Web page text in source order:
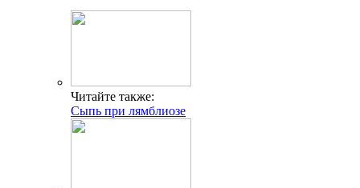
Читайте также:
Сыпь при лямблиозе